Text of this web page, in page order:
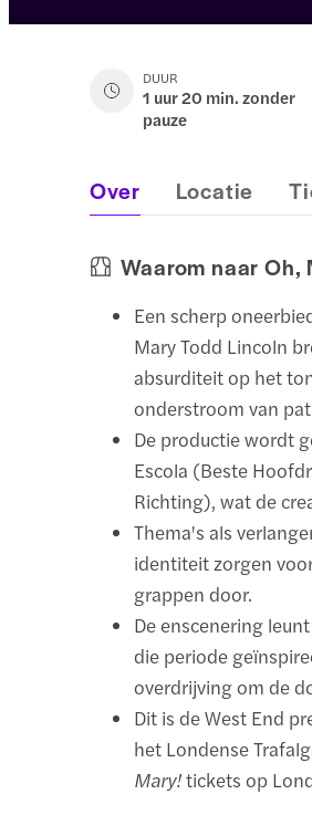
DUUR
1 uur 20 min. zonder
pauze
Over Locatie
Waarom naar
Een scherp
Mary Todd Lincoln
absurditeit op het
onderstroom van
De productie wordt
Escola (Beste
Richting), wat de
Thema's als
identiteit zorgen
grappen door.
De enscenering
die periode
overdrijving om de
Dit is de West End
het Londense
Mary!tickets op